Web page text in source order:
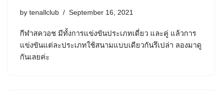
by tenallclub September 16, 2021
กีฬาสควอช มีทั้งการแข่งขันประเภทเดี่ยว และคู่ แล้วการ
แข่งขันแต่ละประเภทใช้สนามแบบเดียวกันรึเปล่า ลองมาดู
กันเลยค่ะ